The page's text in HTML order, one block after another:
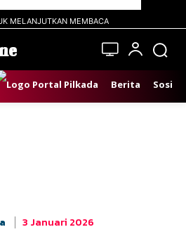
MELANJUTKAN MEMBACA
Berita Sosial
3 Januari 2026